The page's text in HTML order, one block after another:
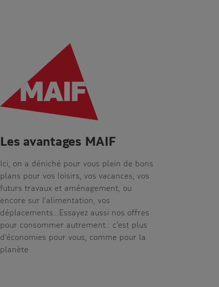
Les avantages MAIF
Ici, on a déniché pour vous plein de bons
plans pour vos loisirs, vos vacances, vos
futurs travaux et aménagement, ou
encore sur l’alimentation, vos
déplacements…Essayez aussi nos offres
pour consommer autrement : c’est plus
d’économies pour vous, comme pour la
planète